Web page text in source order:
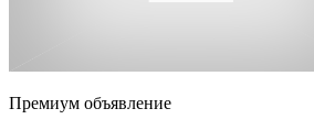
Премиум объявление